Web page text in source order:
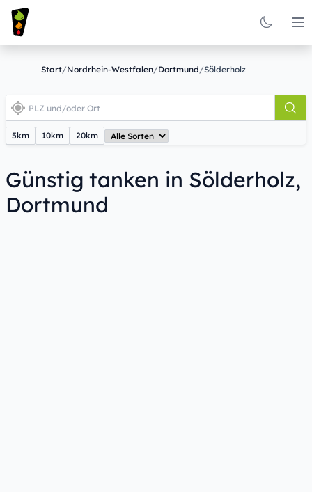
Start/Nordrhein-Westfalen/Dortmund/Sölderholz
5km 10km 20km
Günstig tanken in Sölderholz,
Dortmund